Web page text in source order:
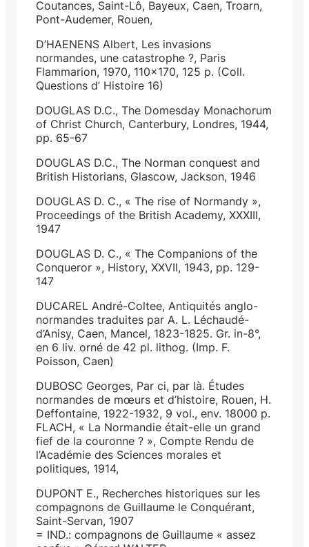
Coutances, Saint-Lô, Bayeux, Caen, Troarn,
Pont-Audemer, Rouen,
D’HAENENS Albert, Les invasions
normandes, une catastrophe ?, Paris
Flammarion, 1970, 110×170, 125 p. (Coll.
Questions d’ Histoire 16)
DOUGLAS D.C., The Domesday Monachorum
of Christ Church, Canterbury, Londres, 1944,
pp. 65-67
DOUGLAS D.C., The Norman conquest and
British Historians, Glascow, Jackson, 1946
DOUGLAS D. C., « The rise of Normandy »,
Proceedings of the British Academy, XXXIII,
1947
DOUGLAS D. C., « The Companions of the
Conqueror », History, XXVII, 1943, pp. 129-
147
DUCAREL André-Coltee, Antiquités anglo-
normandes traduites par A. L. Léchaudé-
d’Anisy, Caen, Mancel, 1823-1825. Gr. in-8°,
en 6 liv. orné de 42 pl. lithog. (Imp. F.
Poisson, Caen)
DUBOSC Georges, Par ci, par là. Études
normandes de mœurs et d’histoire, Rouen, H.
Deffontaine, 1922-1932, 9 vol., env. 18000 p.
FLACH, « La Normandie était-elle un grand
fief de la couronne ? », Compte Rendu de
l’Académie des Sciences morales et
politiques, 1914,
DUPONT E., Recherches historiques sur les
compagnons de Guillaume le Conquérant,
Saint-Servan, 1907
= IND.: compagnons de Guillaume « assez